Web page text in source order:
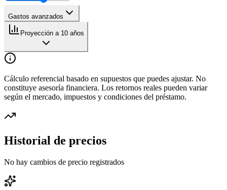
Gastos avanzados
Proyección a 10 años
Cálculo referencial basado en supuestos que puedes ajustar. No
constituye asesoría financiera. Los retornos reales pueden variar
según el mercado, impuestos y condiciones del préstamo.
Historial de precios
No hay cambios de precio registrados